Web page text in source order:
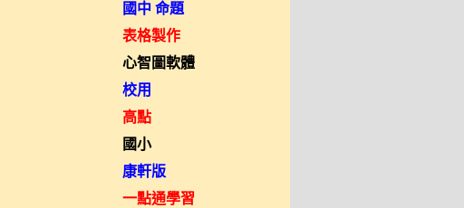
國中 命題
表格製作
心智圖軟體
校用
高點
國小
康軒版
一點通學習